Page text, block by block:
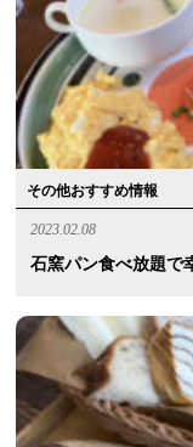
その他おすすめ情報
2023.02.08
石窯パン食べ放題で